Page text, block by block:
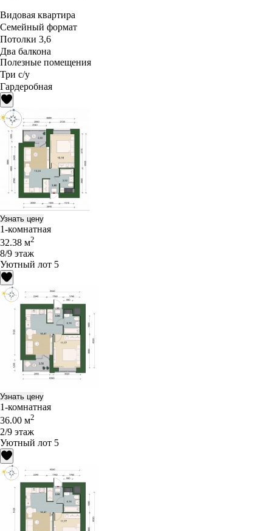
Видовая квартира
Семейный формат
Потолки 3,6
Два балкона
Полезные помещения
Три с/у
Гардеробная
Узнать цену
1-комнатная
32.38 м2
8/9 этаж
Уютный лот 5
Узнать цену
1-комнатная
36.00 м2
2/9 этаж
Уютный лот 5